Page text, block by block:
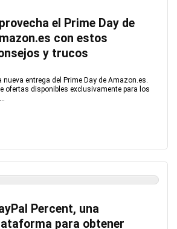
el Prime Day de
con estos
y trucos
entrega del Prime Day de Amazon.es.
ofertas disponibles exclusivamente para los
Percent, una
para obtener